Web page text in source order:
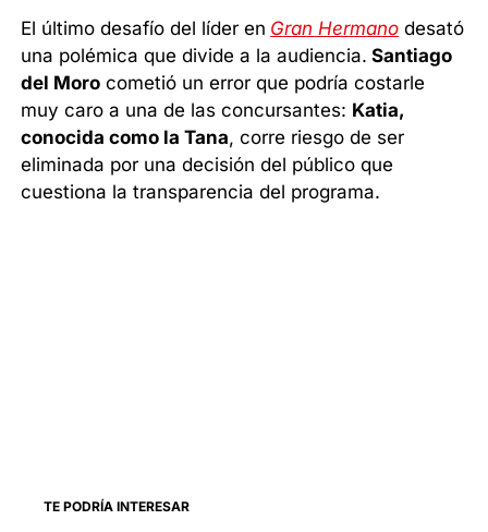
El último desafío del líder en Gran Hermano desató
una polémica que divide a la audiencia. Santiago
del Moro cometió un error que podría costarle
muy caro a una de las concursantes: Katia,
conocida como la Tana, corre riesgo de ser
eliminada por una decisión del público que
cuestiona la transparencia del programa.
TE PODRÍA INTERESAR